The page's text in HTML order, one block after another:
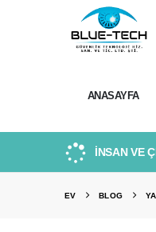
ANASAYFA
İNSAN VE
EV BLOG